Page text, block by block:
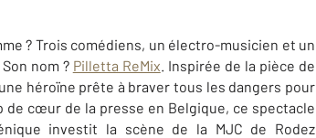
? Trois comédiens, un électro-musicien et un
nom ? Pilletta ReMix. Inspirée de la pièce de
héroïne prête à braver tous les dangers pour
de cœur de la presse en Belgique, ce spectacle
investit la scène de la MJC de Rodez